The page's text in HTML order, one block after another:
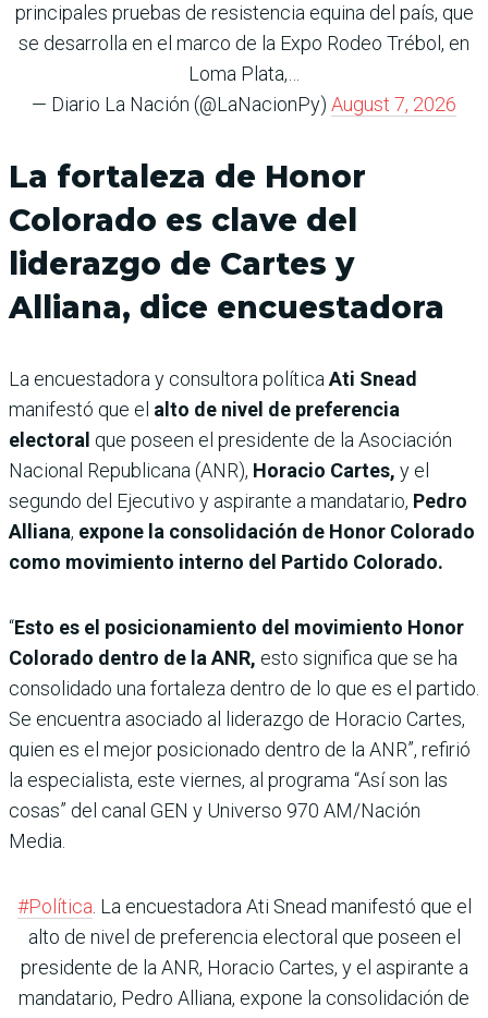
principales pruebas de resistencia equina del país, que
se desarrolla en el marco de la Expo Rodeo Trébol, en
Loma Plata,…
— Diario La Nación (@LaNacionPy) August 7, 2026
La fortaleza de Honor
Colorado es clave del
liderazgo de Cartes y
Alliana, dice encuestadora
La encuestadora y consultora política Ati Snead
manifestó que el alto de nivel de preferencia
electoral que poseen el presidente de la Asociación
Nacional Republicana (ANR), Horacio Cartes, y el
segundo del Ejecutivo y aspirante a mandatario, Pedro
Alliana, expone la consolidación de Honor Colorado
como movimiento interno del Partido Colorado.
“Esto es el posicionamiento del movimiento Honor
Colorado dentro de la ANR, esto significa que se ha
consolidado una fortaleza dentro de lo que es el partido.
Se encuentra asociado al liderazgo de Horacio Cartes,
quien es el mejor posicionado dentro de la ANR”, refirió
la especialista, este viernes, al programa “Así son las
cosas” del canal GEN y Universo 970 AM/Nación
Media.
#Política . La encuestadora Ati Snead manifestó que el
alto de nivel de preferencia electoral que poseen el
presidente de la ANR, Horacio Cartes, y el aspirante a
mandatario, Pedro Alliana, expone la consolidación de